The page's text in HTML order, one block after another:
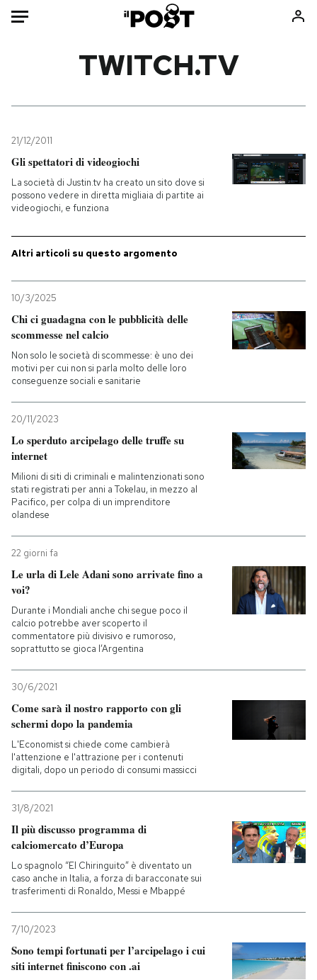
Mondo
Politica
Tecnologia
Internet
Sport
Consumismi
Storie/Idee
Ok Boomer!
Mondiali calcio 2026
I MIEI PREFERITI
SHOP
AREA PERSONALE
Entra
TWITCH.TV
21/12/2011
Gli spettatori di videogiochi
La società di Justin.tv ha creato un sito dove si
possono vedere in diretta migliaia di partite ai
videogiochi, e funziona
Altri articoli su questo argomento
10/3/2025
Chi ci guadagna con le pubblicità delle
scommesse nel calcio
Non solo le società di scommesse: è uno dei
motivi per cui non si parla molto delle loro
conseguenze sociali e sanitarie
20/11/2023
Lo sperduto arcipelago delle truffe su
internet
Milioni di siti di criminali e malintenzionati sono
stati registrati per anni a Tokelau, in mezzo al
Pacifico, per colpa di un imprenditore
olandese
22 giorni fa
Le urla di Lele Adani sono arrivate fino a
voi?
Durante i Mondiali anche chi segue poco il
calcio potrebbe aver scoperto il
commentatore più divisivo e rumoroso,
soprattutto se gioca l’Argentina
30/6/2021
Come sarà il nostro rapporto con gli
schermi dopo la pandemia
L'Economist si chiede come cambierà
l'attenzione e l'attrazione per i contenuti
digitali, dopo un periodo di consumi massicci
31/8/2021
Il più discusso programma di
calciomercato d’Europa
Lo spagnolo “El Chiringuito” è diventato un
caso anche in Italia, a forza di baracconate sui
trasferimenti di Ronaldo, Messi e Mbappé
7/10/2023
Sono tempi fortunati per l’arcipelago i cui
siti internet finiscono con .ai